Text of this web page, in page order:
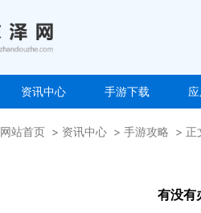
资讯中心 手游下载
网站首页 资讯中心 手游攻略 正
有没有